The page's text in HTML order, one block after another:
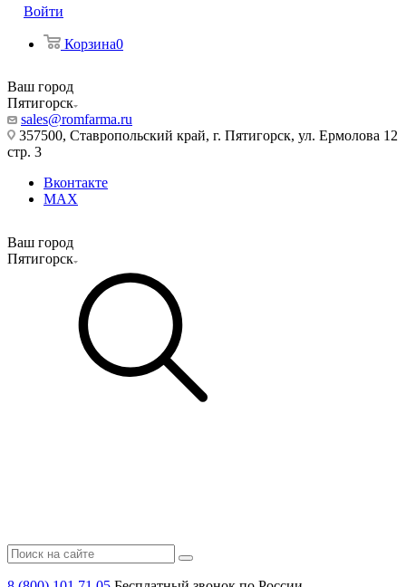
Войти
Корзина0
Ваш город
Пятигорск
sales@romfarma.ru
357500, Ставропольский край, г. Пятигорск, ул. Ермолова 12
стр. 3
Вконтакте
MAX
Ваш город
Пятигорск